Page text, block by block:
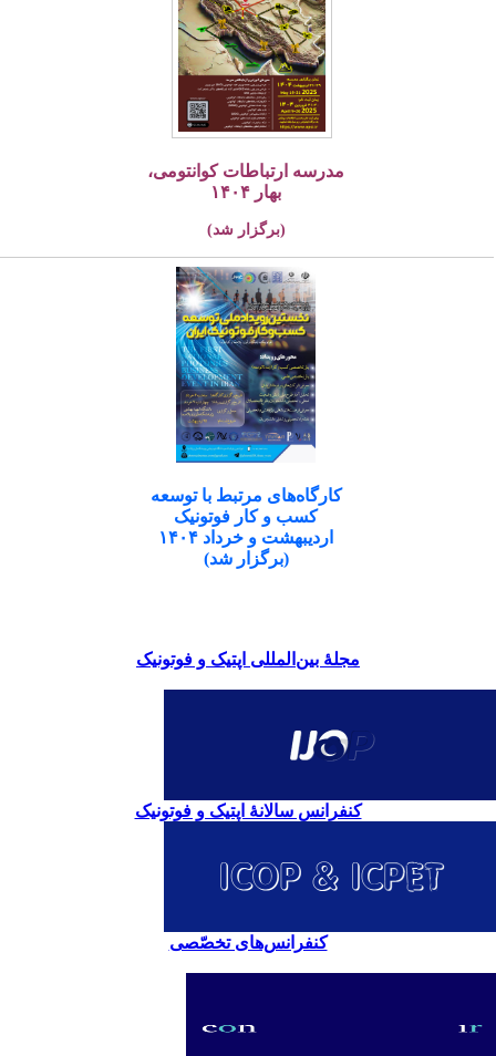
مدرسه ارتباطات کوانتومی،
بهار ۱۴۰۴
(برگزار شد)
کارگاه‌های مرتبط با توسعه
کسب و کار فوتونیک
اردیبهشت و خرداد ۱۴۰۴
(برگزار شد)
مجلۀ بین‌المللی اپتیک و فوتونیک
کنفرانس سالانۀ اپتیک و فوتونیک
کنفرانس‌های تخصّصی